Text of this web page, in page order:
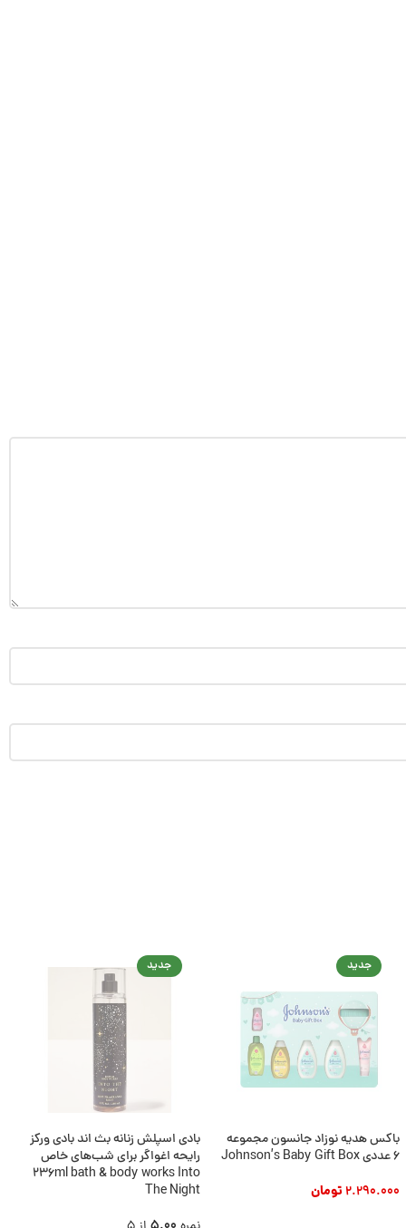
جدید
باکس هدیه نوزاد جانسون مجموعه
6 عددی Johnson’s Baby Gift Box
2.290.000تومان
جدید
بادی اسپلش زنانه بث اند بادی ورکز
رایحه‌ اغواگر برای شب‌های خاص
236ml bath & body works Into
The Night